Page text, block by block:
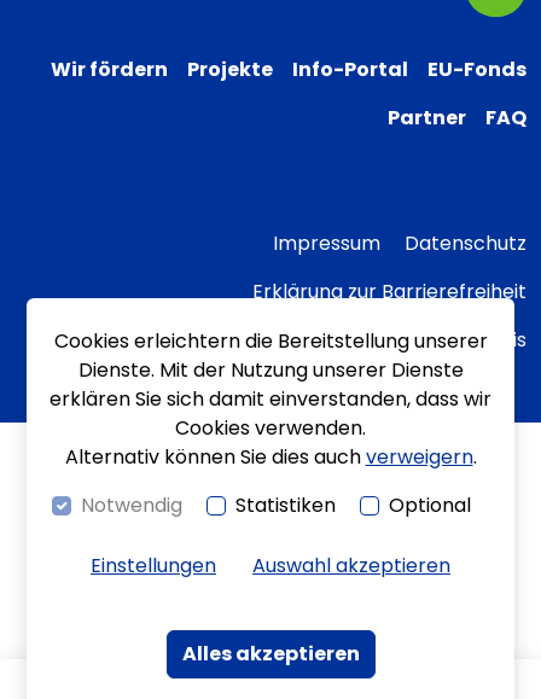
Wir fördern Projekte Info-Portal
EU-Fonds
Partner
FAQ
Impressum
Datenschutz
Erklärung zur Barrierefreiheit
Transparenzhinweis
Cookies erleichtern die Bereitstellung unserer
Dienste. Mit der Nutzung unserer Dienste
erklären Sie sich damit einverstanden, dass wir
Cookies verwenden.
Alternativ können Sie dies auchverweigern.
Notwendig
Statistiken Optional
Einstellungen Auswahl akzeptieren
Alles akzeptieren